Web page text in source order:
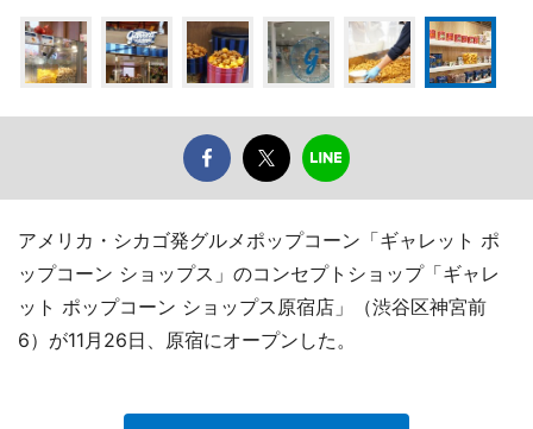
アメリカ・シカゴ発グルメポップコーン「ギャレット ポ
ップコーン ショップス」のコンセプトショップ「ギャレ
ット ポップコーン ショップス原宿店」（渋谷区神宮前
6）が11月26日、原宿にオープンした。